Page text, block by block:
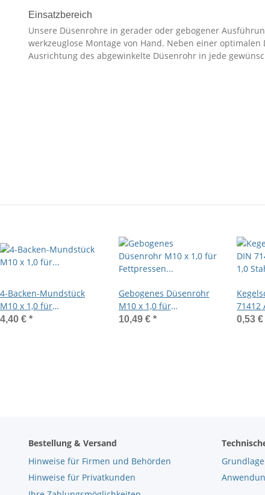
Einsatzbereich
Unsere Düsenrohre in gerader oder gebogener
werkzeuglose Montage von Hand. Neben einer
Ausrichtung des abgewinkelte Düsenrohr in jede
4-Backen-Mundstück
M10 x 1,0 für
Kegelschmiernippel
4,40 € *
Gebogenes Düsenrohr
M10 x 1,0 für
Fettpressen mit 4-
10,49 € *
71412
Stahl
0,53
Bestellung & Versand
Hinweise für Firmen und Behörden
Hinweise für Privatkunden